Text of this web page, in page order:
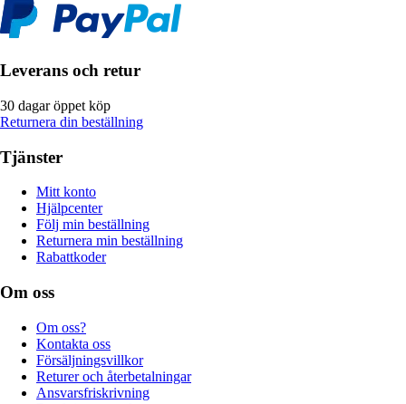
Leverans och retur
30 dagar öppet köp
Returnera din beställning
Tjänster
Mitt konto
Hjälpcenter
Följ min beställning
Returnera min beställning
Rabattkoder
Om oss
Om oss?
Kontakta oss
Försäljningsvillkor
Returer och återbetalningar
Ansvarsfriskrivning